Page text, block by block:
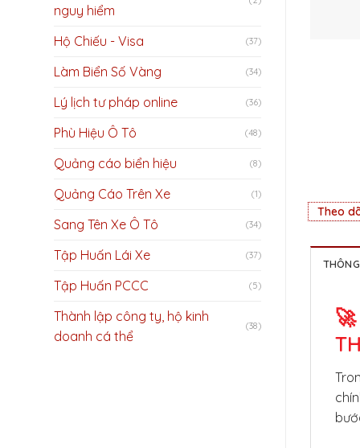
nguy hiểm
Hộ Chiếu - Visa (37)
Làm Biển Số Vàng (34)
Lý lịch tư pháp online (36)
Phù Hiệu Ô Tô (48)
Quảng cáo biển hiệu (8)
Quảng Cáo Trên Xe (1)
Sang Tên Xe Ô Tô (34)
Tập Huấn Lái Xe (37)
Tập Huấn PCCC (5)
Thành lập công ty, hộ kinh
doanh cá thể
(38)
Theo